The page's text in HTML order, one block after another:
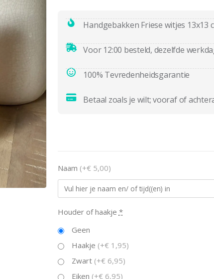
Handgebakken Friese witjes 13x13
Voor 12:00 besteld, dezelfde
100% Tevredenheidsgarantie
Betaal zoals je wilt; vooraf of
Naam (+€ 5,00)
Houder of haakje *
Geen
Haakje (+€ 1,95)
Zwart (+€ 6,95)
Eiken (+€ 6,95)